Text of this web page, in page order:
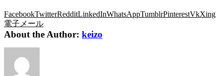
FacebookTwitterRedditLinkedInWhatsAppTumblrPinterestVkXing
電子メール
About the Author: keizo